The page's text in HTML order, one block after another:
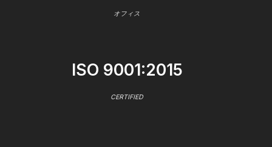
オフィス
ISO 9001:2015
CERTIFIED